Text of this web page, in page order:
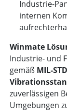
Industrie-
internen
Winmate
Industrie- und
gemäß MIL-
zuverlässigen
Umgebungen